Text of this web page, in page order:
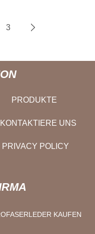
3
PRODUKTE
KONTAKTIERE UNS
PRIVACY POLICY
KAUFEN